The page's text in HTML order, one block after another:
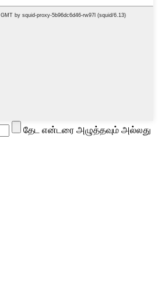
தேட என்டரை அழுத்தவும் அல்லது